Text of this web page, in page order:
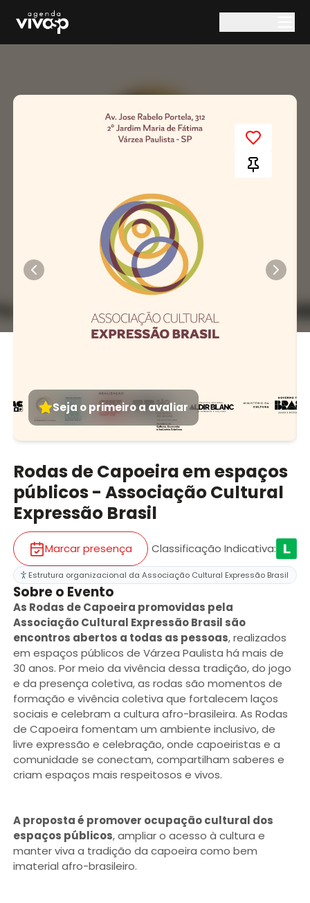
Seja o primeiro a avaliar
Rodas de Capoeira em espaços
públicos - Associação Cultural
Expressão Brasil
Marcar presença Classificação Indicativa:
Estrutura organizacional da Associação Cultural Expressão Brasil
Sobre o Evento
As Rodas de Capoeira promovidas pela
Associação Cultural Expressão Brasil são
encontros abertos a todas as pessoas, realizados
em espaços públicos de Várzea Paulista há mais de
30 anos. Por meio da vivência dessa tradição, do jogo
e da presença coletiva, as rodas são momentos de
formação e vivência coletiva que fortalecem laços
sociais e celebram a cultura afro-brasileira. As Rodas
de Capoeira fomentam um ambiente inclusivo, de
livre expressão e celebração, onde capoeiristas e a
comunidade se conectam, compartilham saberes e
criam espaços mais respeitosos e vivos.
A proposta é promover ocupação cultural dos
espaços públicos, ampliar o acesso à cultura e
manter viva a tradição da capoeira como bem
imaterial afro-brasileiro.